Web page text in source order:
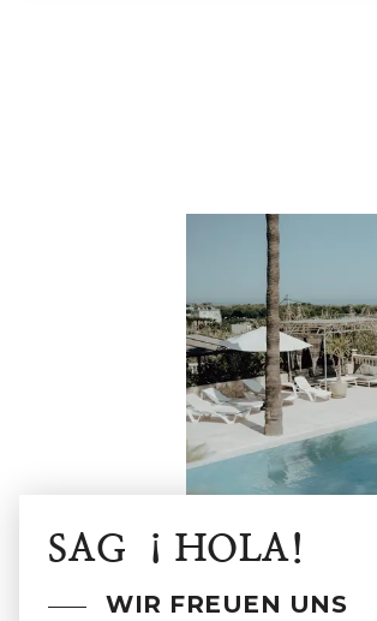
SAG ¡HOLA!
WIR FREUEN UNS